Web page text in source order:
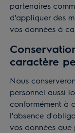
partenaires
d'appliquer des
vos données à
caractère
Nous
personnel aussi
conformément à
l'absence
vos données que